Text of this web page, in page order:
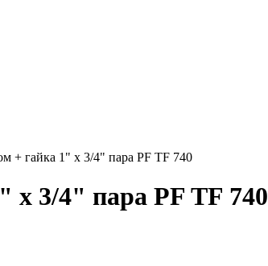
+ гайка 1" х 3/4" пара PF TF 740
х 3/4" пара PF TF 740